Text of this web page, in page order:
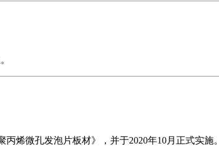
丙烯微孔发泡片板材》，并于2020年10月正式实施。